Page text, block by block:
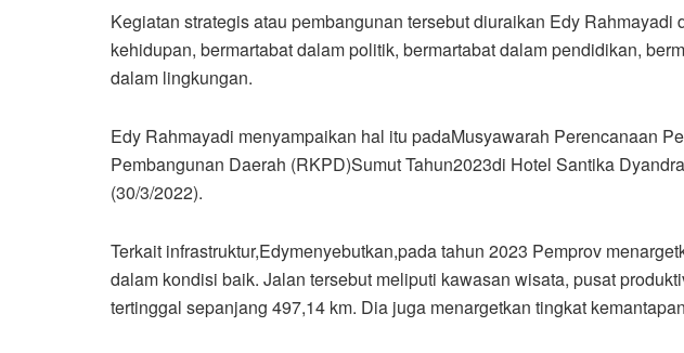
Kegiatan strategis atau pembangunan tersebut diuraikan Edy
kehidupan, bermartabat dalam politik, bermartabat dalam pendidikan,
dalam lingkungan.
Edy Rahmayadi menyampaikan hal itu padaMusyawarah Perencanaan
Pembangunan Daerah (RKPD)Sumut Tahun2023di Hotel Santika
(30/3/2022).
Terkait infrastruktur,Edymenyebutkan,pada tahun 2023 Pemprov
dalam kondisi baik. Jalan tersebut meliputi kawasan wisata, pusat
tertinggal sepanjang 497,14 km. Dia juga menargetkan tingkat